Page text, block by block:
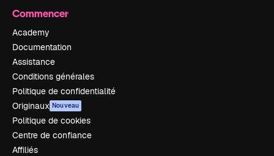
Commencer
Academy
Documentation
Assistance
Conditions générales
Politique de confidentialité
Originaux Nouveau
Politique de cookies
Centre de confiance
Affiliés